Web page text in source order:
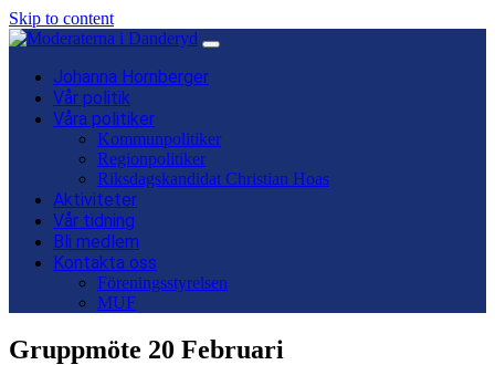
Skip to content
Main
Navigation
Johanna Hornberger
Vår politik
Våra politiker
Kommunpolitiker
Regionpolitiker
Riksdagskandidat Christian Hoas
Aktiviteter
Vår tidning
Bli medlem
Kontakta oss
Föreningsstyrelsen
MUF
Gruppmöte 20 Februari